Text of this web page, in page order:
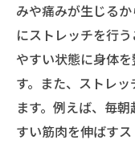
みや痛みが生じる
にストレッチを行
やすい状態に身体
す。また、ストレ
ます。例えば、毎
すい筋肉を伸ばす